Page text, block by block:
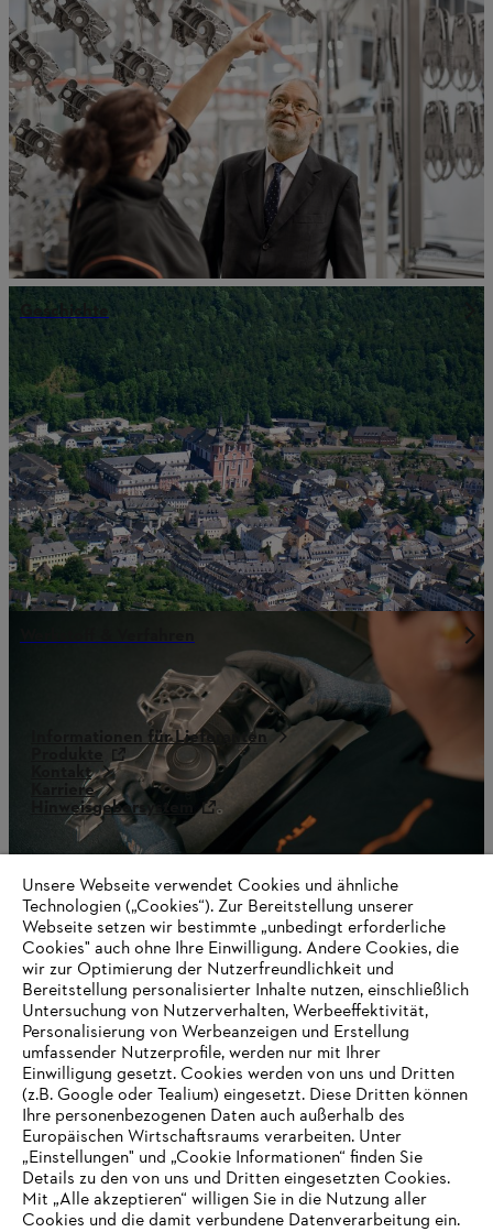
Geschichte
Werkstoff & Verfahren
Informationen für Lieferanten
Kontakt
Karriere
Hinweisgebersystem
AUSZEICHNUNGEN
Unsere Webseite verwendet Cookies und ähnliche
Technologien („Cookies“). Zur Bereitstellung unserer
Webseite setzen wir bestimmte „unbedingt erforderliche
Cookies" auch ohne Ihre Einwilligung. Andere Cookies, die
wir zur Optimierung der Nutzerfreundlichkeit und
Bereitstellung personalisierter Inhalte nutzen, einschließlich
Untersuchung von Nutzerverhalten, Werbeeffektivität,
Personalisierung von Werbeanzeigen und Erstellung
umfassender Nutzerprofile, werden nur mit Ihrer
Einwilligung gesetzt. Cookies werden von uns und Dritten
(z.B. Google oder Tealium) eingesetzt. Diese Dritten können
Ihre personenbezogenen Daten auch außerhalb des
Europäischen Wirtschaftsraums verarbeiten. Unter
„Einstellungen" und „Cookie Informationen“ finden Sie
Details zu den von uns und Dritten eingesetzten Cookies.
Mit „Alle akzeptieren“ willigen Sie in die Nutzung aller
Cookies und die damit verbundene Datenverarbeitung ein.